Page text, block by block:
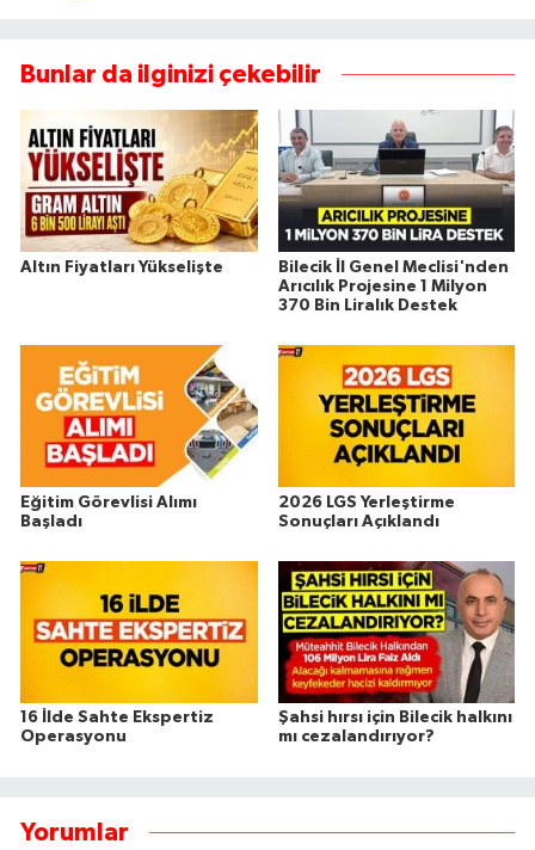
Bunlar da ilginizi çekebilir
Altın Fiyatları Yükselişte
Bilecik İl Genel Meclisi'nden
Arıcılık Projesine 1 Milyon
370 Bin Liralık Destek
Eğitim Görevlisi Alımı
Başladı
2026 LGS Yerleştirme
Sonuçları Açıklandı
16 İlde Sahte Ekspertiz
Operasyonu
Şahsi hırsı için Bilecik halkını
mı cezalandırıyor?
Yorumlar